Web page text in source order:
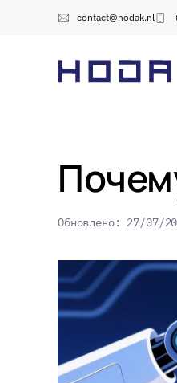
contact@hodak.nl
Обновлено: 27/07/